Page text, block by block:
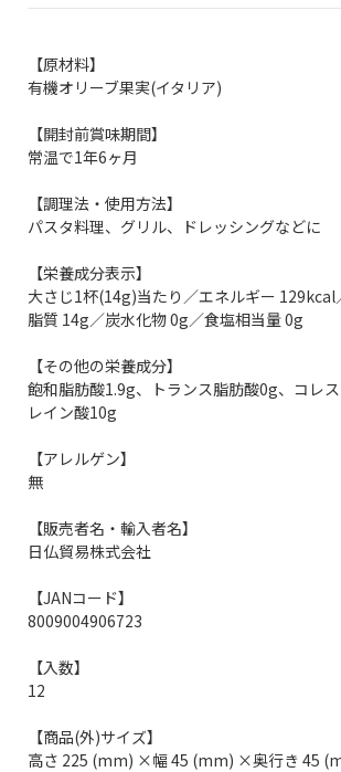
【原材料】
有機オリーブ果実(イタリア)
【開封前賞味期間】
常温で1年6ヶ月
【調理法・使用方法】
パスタ料理、グリル、ドレッシングなどに
【栄養成分表示】
大さじ1杯(14g)当たり／エネルギー
脂質 14g／炭水化物 0g／食塩相当量 0g
【その他の栄養成分】
飽和脂肪酸1.9g、トランス脂肪酸0g、コレ
レイン酸10g
【アレルゲン】
無
【販売者名・輸入者名】
日仏貿易株式会社
【JANコード】
8009004906723
【入数】
12
【商品(外)サイズ】
高さ 225 (mm) ×幅 45 (mm) ×奥行き 45